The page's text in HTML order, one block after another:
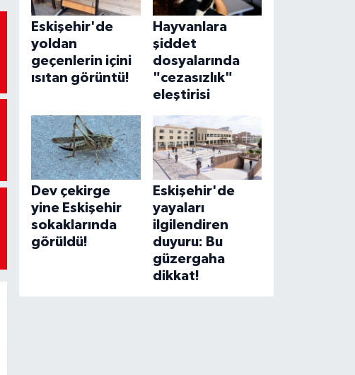
Eskişehir'de
yoldan
geçenlerin içini
ısıtan görüntü!
Hayvanlara
şiddet
dosyalarında
"cezasızlık"
eleştirisi
Dev çekirge
yine Eskişehir
sokaklarında
görüldü!
Eskişehir'de
yayaları
ilgilendiren
duyuru: Bu
güzergaha
dikkat!